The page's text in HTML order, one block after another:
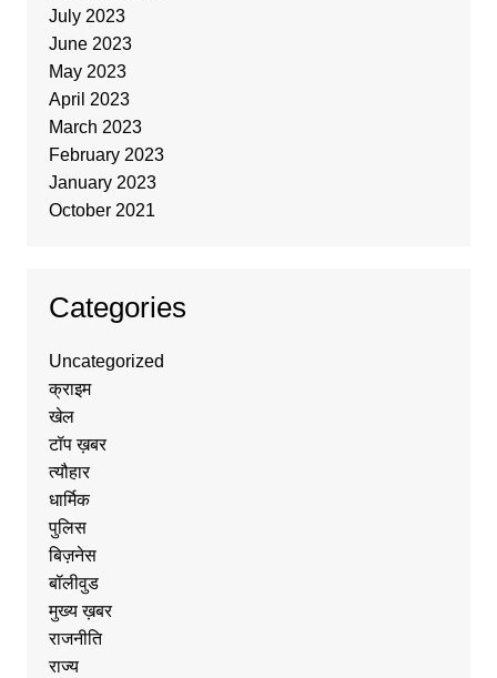
July 2023
June 2023
May 2023
April 2023
March 2023
February 2023
January 2023
October 2021
Categories
Uncategorized
क्राइम
खेल
टॉप ख़बर
त्यौहार
धार्मिक
पुलिस
बिज़नेस
बॉलीवुड
मुख्य ख़बर
राजनीति
राज्य